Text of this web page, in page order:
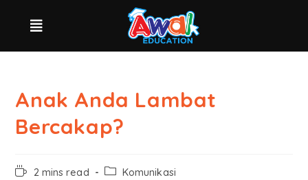
Anak Anda Lambat
Bercakap?
2 mins read Komunikasi